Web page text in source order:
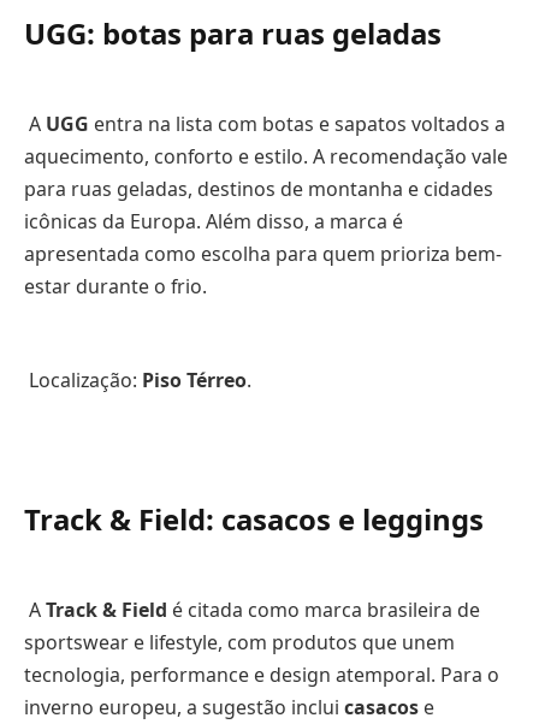
UGG: botas para ruas geladas
A UGG entra na lista com botas e sapatos voltados a
aquecimento, conforto e estilo. A recomendação vale
para ruas geladas, destinos de montanha e cidades
icônicas da Europa. Além disso, a marca é
apresentada como escolha para quem prioriza bem-
estar durante o frio.
Localização: Piso Térreo.
Track & Field: casacos e leggings
ATrack & Field é citada como marca brasileira de
sportswear e lifestyle, com produtos que unem
tecnologia, performance e design atemporal. Para o
inverno europeu, a sugestão inclui casacos e